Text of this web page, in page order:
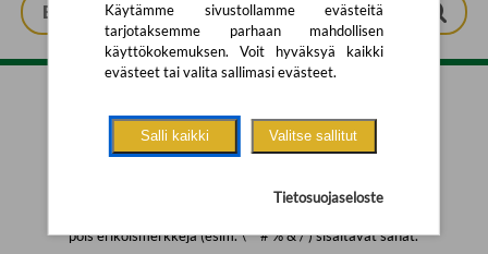
Tarkennettu haku
pois erikoismerkkejä (esim. \' " # % & / ) sisältävät sanat.
Käytämme sivustollamme evästeitä
tarjotaksemme parhaan mahdollisen
käyttökokemuksen. Voit hyväksyä kaikki
evästeet tai valita sallimasi evästeet.
Salli kaikki Valitse sallitut
Tietosuojaseloste